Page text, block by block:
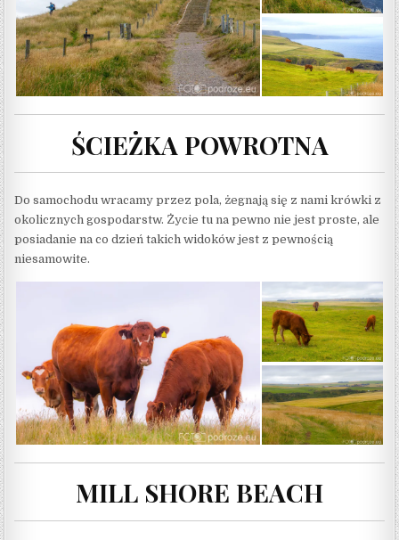
ŚCIEŻKA POWROTNA
Do samochodu wracamy przez pola, żegnają się z nami krówki z
okolicznych gospodarstw. Życie tu na pewno nie jest proste, ale
posiadanie na co dzień takich widoków jest z pewnością
niesamowite.
MILL SHORE BEACH